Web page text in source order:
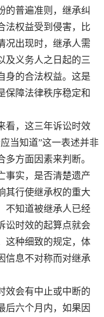
的普遍准则，继承纠
法权益受到侵害，比
况出现时，继承人需
及义务人之日起的三
身的合法权益。这是
保障法律秩序稳定和
，这三年诉讼时效
当知道”这一表述并非
方面因素来判断。
事实，是否清楚遗产
其行使继承权的重大
不知道被继承人已经
讼时效的起算点就会
这种细致的规定，体
信息不对称而对继承
会有中止或中断的
后六个月内，如果因